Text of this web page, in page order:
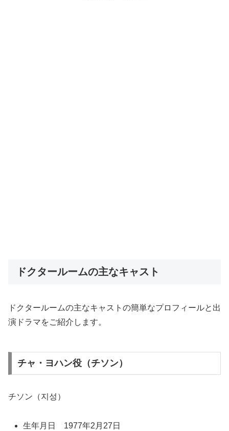
ドクタールームの主なキャスト
ドクタールームの主なキャストの簡単なプロフィールと出
演ドラマをご紹介します。
チャ・ヨハン役（チソン）
チソン（지성）
生年月日 1977年2月27日